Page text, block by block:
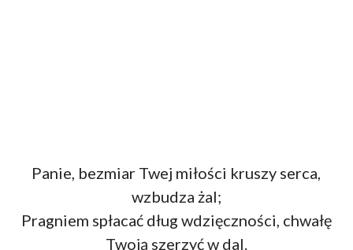
Panie, bezmiar Twej miłości kruszy serca,
wzbudza żal;
Pragniem spłacać dług wdzięczności, chwałę
Twoją szerzyć w dal.